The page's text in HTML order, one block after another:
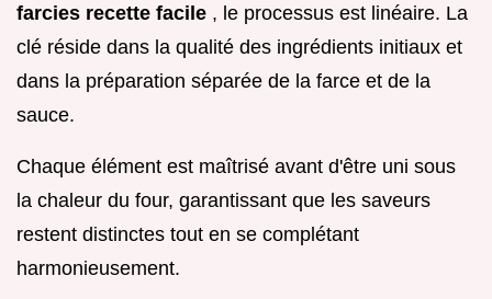
farcies recette facile , le processus est linéaire. La
clé réside dans la qualité des ingrédients initiaux et
dans la préparation séparée de la farce et de la
sauce.
Chaque élément est maîtrisé avant d'être uni sous
la chaleur du four, garantissant que les saveurs
restent distinctes tout en se complétant
harmonieusement.